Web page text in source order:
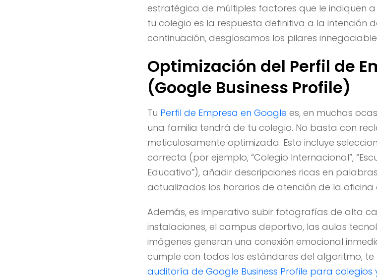
estratégica de múltiples factores que le indiquen
tu colegio es la respuesta definitiva a la intención
continuación, desglosamos los pilares
Optimización del Perfil de
(Google Business Profile)
Tu Perfil de Empresa en Google es, en muchas
una familia tendrá de tu colegio. No basta con
meticulosamente optimizada. Esto incluye
correcta (por ejemplo, “Colegio Internacional”,
Educativo”), añadir descripciones ricas en
actualizados los horarios de atención de la oficina
Además, es imperativo subir fotografías de alta
instalaciones, el campus deportivo, las aulas
imágenes generan una conexión emocional
cumple con todos los estándares del algoritmo,
auditoría de Google Business Profile para